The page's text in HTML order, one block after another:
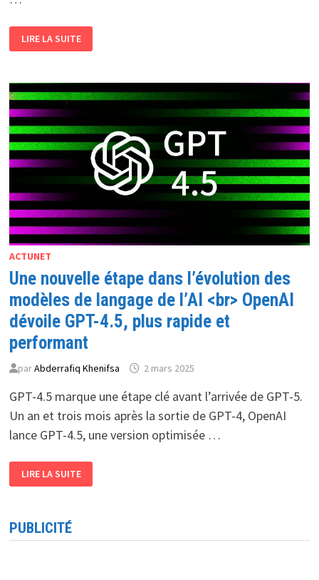
«HYPE
CYCLE
TECHNOLOGIES»
DE
GARTNER
<BR>
LES
INNOVATIONS
TECHNOLOGIQUES
QUI
FAÇONNERONT
L’AVENIR
LIRE LA SUITE
ACTUNET
Une nouvelle étape dans l’évolution des
modèles de langage de l’AI <br> OpenAI
dévoile GPT-4.5, plus rapide et
performant
parAbderrafiq Khenifsa 2 mars 2025
GPT-4.5 marque une étape clé avant l’arrivée de GPT-5.
Un an et trois mois après la sortie de GPT-4, OpenAI
lance GPT-4.5, une version optimisée …
NOUVELLE
ÉTAPE
MODÈLES
DE
LIRE LA SUITE
PUBLICITÉ